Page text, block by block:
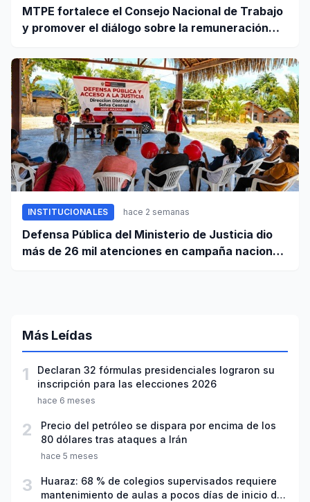
MTPE fortalece el Consejo Nacional de Trabajo
y promover el diálogo sobre la remuneración
INSTITUCIONALES hace 2 semanas
Defensa Pública del Ministerio de Justicia dio
más de 26 mil atenciones en campaña nacional
Más Leídas
1
Declaran 32 fórmulas presidenciales lograron su
inscripción para las elecciones 2026
hace 6 meses
2
Precio del petróleo se dispara por encima de los
80 dólares tras ataques a Irán
hace 5 meses
3
Huaraz: 68 % de colegios supervisados requiere
mantenimiento de aulas a pocos días de inicio del